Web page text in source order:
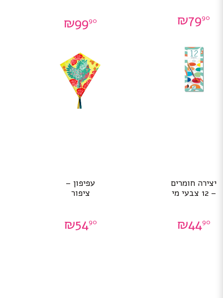
₪7990
₪9990
יצירה חומרים
– 12 צבעי מי
₪4490
עפיפון –
ציפור
₪5490